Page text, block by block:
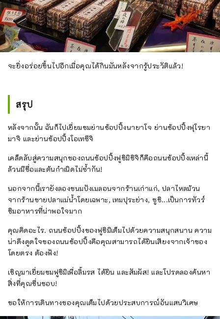
จะยิ่งอร่อยขึ้นไปอีกเมื่อคุณได้กินมันหลังจากรู้ประวัติแล้ว!
สรุป
หลังจากนั้น ฉันก็ไปเยี่ยมชมย่านช้อปปิ้งนายาโจ ย่านช้อปปิ้งฟุโรยา
มาจิ และย่านช้อปปิ้งโอเทซึจิ
เคล็ดลับสู่ความสนุกของถนนช้อปปิ้งฟูชิมิชิจิก็คือถนนช้อปปิ้งเหล่านี้
ล้วนมีชื่อและต้นกำเนิดไม่ซ้ำกัน!
นอกจากนี้เรายังลองขนมปังเมลอนจากร้านเก่าแก่, ปลาไหลม้วน
จากร้านขายปลาแม่น้ำโดยเฉพาะ, เทมปุระย่าง, ซูชิ...เป็นการทัวร์
ชิมอาหารที่น่าพอใจมาก
คุณคิดอะไร. ถนนช้อปปิ้งของฟูชิมิเต็มไปด้วยความสนุกสนาน ความ
น่าดึงดูดใจของถนนช้อปปิ้งคือคุณสามารถได้ยินเสียงจากเจ้าของ
โดยตรง ต้องฟัง!
เชิญมาเยี่ยมชมฟูชิมิเพื่อลิ้มรส ได้ยิน และสัมผัส! และโปรดลองค้นหา
สิ่งที่คุณชื่นชอบ!
ขอให้การเดินทางของคุณเต็มไปด้วยประสบการณ์อันแสนวิเศษ